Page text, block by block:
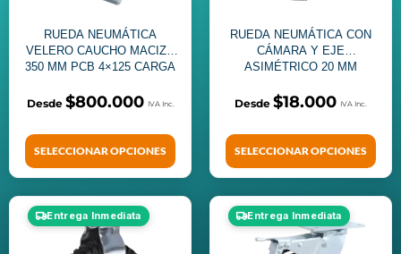
RUEDA NEUMÁTICA
VELERO CAUCHO MACIZO
350 MM PCB 4×125 CARGA
$800.000
SELECCIONAR OPCIONES
RUEDA NEUMÁTICA CON
CÁMARA Y EJE
ASIMÉTRICO 20 MM
$18.000
SELECCIONAR OPCIONES
Entrega Inmediata Entrega Inmediata